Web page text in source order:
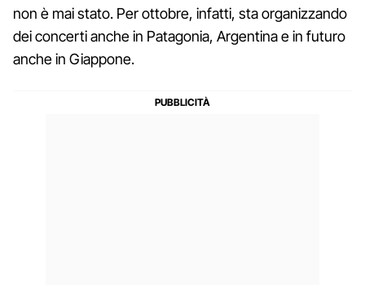
non è mai stato. Per ottobre, infatti, sta organizzando
dei concerti anche in Patagonia, Argentina e in futuro
anche in Giappone.